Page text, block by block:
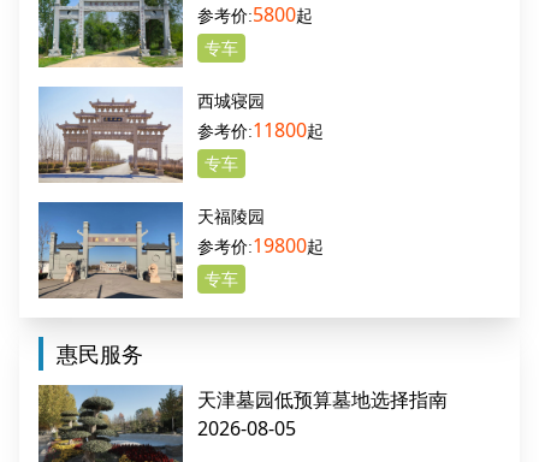
5800起
专车
西城寝园
11800起
专车
天福陵园
19800起
专车
惠民服务
天津墓园低预算墓地选择指南
2026-08-05